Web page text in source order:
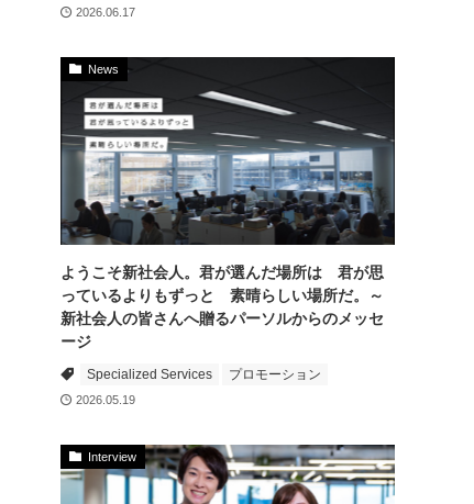
2026.06.17
News
ようこそ新社会人。君が選んだ場所は 君が思
っているよりもずっと 素晴らしい場所だ。～
新社会人の皆さんへ贈るパーソルからのメッセ
ージ
Specialized Services プロモーション
2026.05.19
Interview